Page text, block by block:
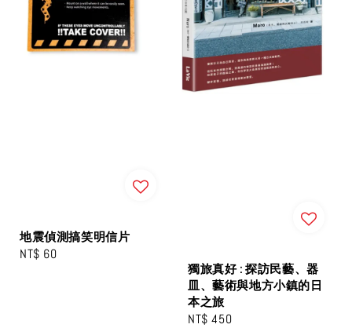
地震偵測搞笑明信片
Regular
NT$ 60
獨旅真好 : 探訪民藝、器
皿、藝術與地方小鎮的日
本之旅
Regular
NT$ 450